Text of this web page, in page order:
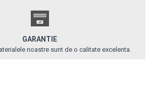
GARANTIE
noastre sunt de o calitate excelenta.